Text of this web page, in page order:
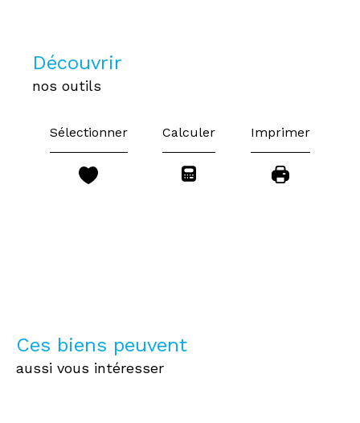
découvrir
nos outils
Sélectionner Calculer Imprimer
Ces biens peuvent
aussi vous intéresser